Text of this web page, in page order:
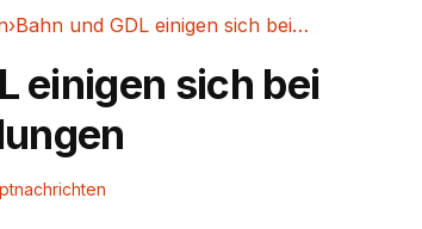
› Bahn und GDL einigen sich bei Tarifverhandlungen
einigen sich bei